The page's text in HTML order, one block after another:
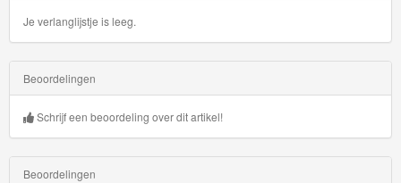
Je verlanglijstje is leeg.
Beoordelingen
Schrijf een beoordeling over dit artikel!
Beoordelingen